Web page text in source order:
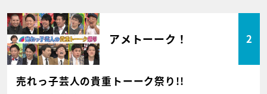
アメトーーク！ 2
売れっ子芸人の貴重トーーク祭り!!